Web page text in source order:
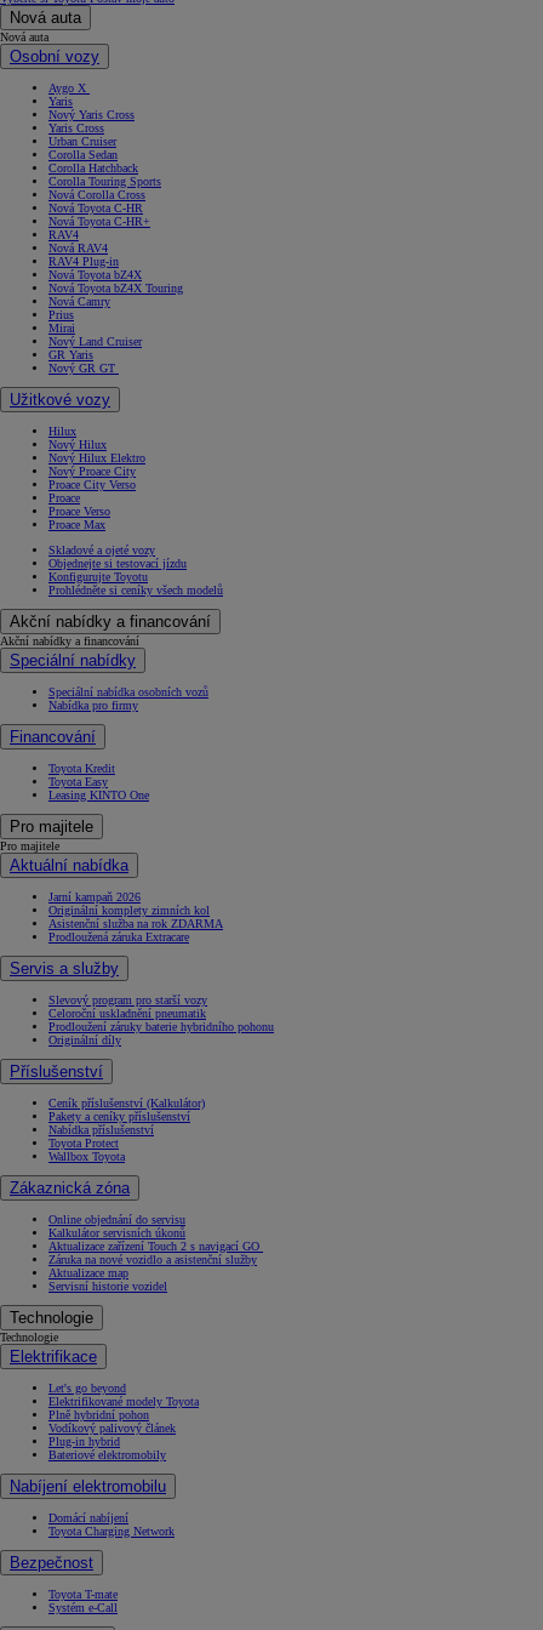
Nová auta
Nová auta
Osobní vozy
Aygo X
Yaris
Nový Yaris Cross
Yaris Cross
Urban Cruiser
Corolla Sedan
Corolla Hatchback
Corolla Touring Sports
Nová Corolla Cross
Nová Toyota C-HR
Nová Toyota C-HR+
RAV4
Nová RAV4
RAV4 Plug-in
Nová Toyota bZ4X
Nová Toyota bZ4X Touring
Nová Camry
Prius
Mirai
Nový Land Cruiser
GR Yaris
Nový GR GT
Užitkové vozy
Hilux
Nový Hilux
Nový Hilux Elektro
Nový Proace City
Proace City Verso
Proace
Proace Verso
Proace Max
Skladové a ojeté vozy
Objednejte si testovací jízdu
Konfigurujte Toyotu
Prohlédněte si ceníky všech modelů
Akční nabídky a financování
Akční nabídky a financování
Speciální nabídky
Speciální nabídka osobních vozů
Nabídka pro firmy
Financování
Toyota Kredit
Toyota Easy
Leasing KINTO One
Pro majitele
Pro majitele
Aktuální nabídka
Jarní kampaň 2026
Originální komplety zimních kol
Asistenční služba na rok ZDARMA
Prodloužená záruka Extracare
Servis a služby
Slevový program pro starší vozy
Celoroční uskladnění pneumatik
Prodloužení záruky baterie hybridního pohonu
Originální díly
Příslušenství
Ceník příslušenství (Kalkulátor)
Pakety a ceníky příslušenství
Nabídka příslušenství
Toyota Protect
Wallbox Toyota
Zákaznická zóna
Online objednání do servisu
Kalkulátor servisních úkonů
Aktualizace zařízení Touch 2 s navigací GO
Záruka na nové vozidlo a asistenční služby
Aktualizace map
Servisní historie vozidel
Technologie
Technologie
Elektrifikace
Let's go beyond
Elektrifikované modely Toyota
Plně hybridní pohon
Vodíkový palivový článek
Plug-in hybrid
Bateriové elektromobily
Nabíjení elektromobilu
Domácí nabíjení
Toyota Charging Network
Bezpečnost
Toyota T-mate
Systém e-Call